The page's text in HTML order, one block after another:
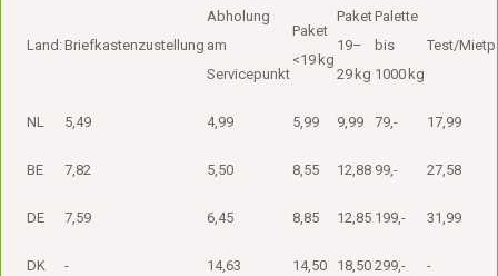
Land: Briefkastenzustellung
Abholung
am
Servicepunkt
Paket
<19 kg
Paket
19–
29 kg
Palette
bis
1000 kg
Test/
NL 5,49 4,99 5,99 9,99 79,- 17,99
BE 7,82 5,50 8,55 12,88 99,- 27,58
DE 7,59 6,45 8,85 12,85 199,- 31,99
DK - 14,63 14,50 18,50 299,- -